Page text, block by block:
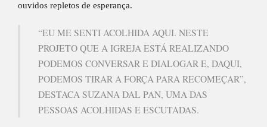
ouvidos repletos de esperança.
“EU ME SENTI ACOLHIDA AQUI. NESTE
PROJETO QUE A IGREJA ESTÁ REALIZANDO
PODEMOS CONVERSAR E DIALOGAR E, DAQUI,
PODEMOS TIRAR A FORÇA PARA RECOMEÇAR”,
DESTACA SUZANA DAL PAN, UMA DAS
PESSOAS ACOLHIDAS E ESCUTADAS.